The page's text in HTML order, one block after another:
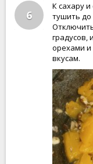
6
К сахару
тушить до
градусов,
орехами
вкусам.